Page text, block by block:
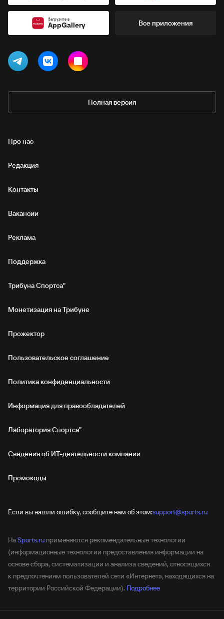
Загрузите в
AppGallery Все приложения
Полная версия
Про нас
Редакция
Контакты
Вакансии
Реклама
Поддержка
Трибуна Спортса"
Монетизация на Трибуне
Прожектор
Пользовательское соглашение
Политика конфиденциальности
Информация для правообладателей
Лаборатория Спортса"
Сведения об ИТ‑деятельности компании
Промокоды
Если вы нашли ошибку, сообщите нам об этом:support@sports.ru
НаSports.ru применяются рекомендательные технологии
(информационные технологии предоставления информации на
основе сбора, систематизации и анализа сведений, относящихся
к предпочтениям пользователей сети «Интернет», находящихся на
территории Российской Федерации). Подробнее